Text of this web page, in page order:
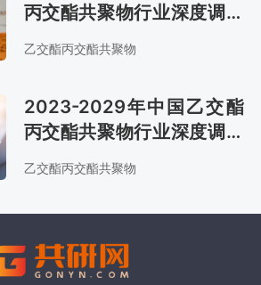
丙交酯共聚物行业深度调查
与发展前景报告
乙交酯丙交酯共聚物
2023-2029年中国乙交酯
丙交酯共聚物行业深度调查
与发展前景报告
乙交酯丙交酯共聚物